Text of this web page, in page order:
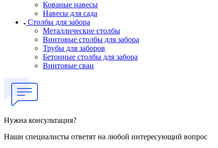
Кованые навесы
Навесы для сада
Столбы для забора
Металлические столбы
Винтовые столбы для забора
Трубы для заборов
Бетонные столбы для забора
Винтовые сваи
Нужна консультация?
Наши специалисты ответят на любой интересующий вопрос